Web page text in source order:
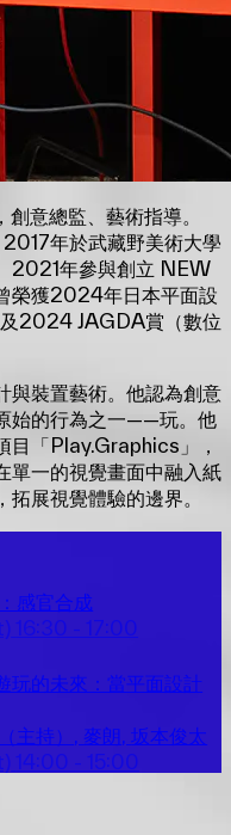
意總監、藝術指導。
年於武藏野美術大學
2021年參與創立 NEW
榮獲2024年日本平面設
2024 JAGDA賞（數位
與裝置藝術。他認為創意
始的行為之一——玩。他
目「Play.Graphics」，
單一的視覺畫面中融入紙
展視覺體驗的邊界。
感官合成
16:30 - 17:00
玩的未來：當平面設計
主持） , 麥朗, 坂本俊太
14:00 - 15:00